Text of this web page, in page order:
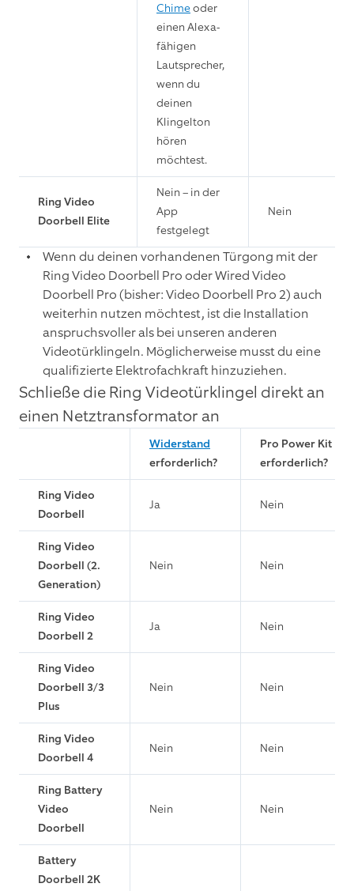
Chimeoder
einen Alexa-
fähigen
Lautsprecher,
wenn du
deinen
Klingelton
hören
möchtest.
Ring Video
Doorbell Elite
Nein – in der
App
festgelegt
Nein
Wenn du deinen vorhandenen Türgong mit der
Ring Video Doorbell Pro oder Wired Video
Doorbell Pro (bisher: Video Doorbell Pro 2) auch
weiterhin nutzen möchtest, ist die Installation
anspruchsvoller als bei unseren anderen
Videotürklingeln. Möglicherweise musst du eine
qualifizierte Elektrofachkraft hinzuziehen.
Schließe die Ring Videotürklingel direkt an
einen Netztransformator an
Widerstand
erforderlich?
Pro Power Kit
erforderlich?
Ring Video
Doorbell
Ja Nein
Ring Video
Doorbell (2.
Generation)
Nein Nein
Ring Video
Doorbell 2
Ja Nein
Ring Video
Doorbell 3/3
Plus
Nein Nein
Ring Video
Doorbell 4
Nein Nein
Ring Battery
Video
Doorbell
Nein Nein
Battery
Doorbell 2K